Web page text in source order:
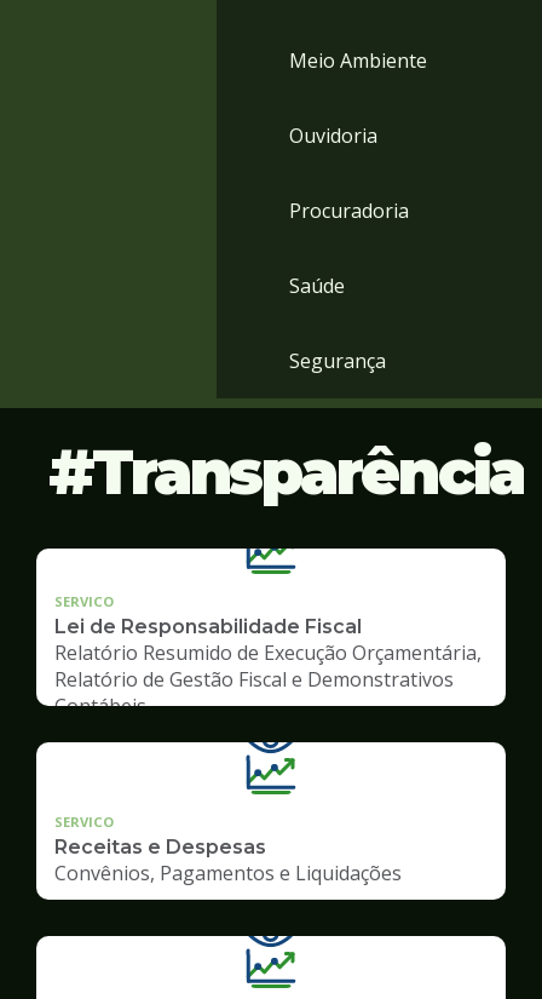
Meio Ambiente
Ouvidoria
Procuradoria
Saúde
Segurança
Transparência
SERVICO
Lei de Responsabilidade Fiscal
Relatório Resumido de Execução Orçamentária,
Relatório de Gestão Fiscal e Demonstrativos
Contábeis
SERVICO
Receitas e Despesas
Convênios, Pagamentos e Liquidações